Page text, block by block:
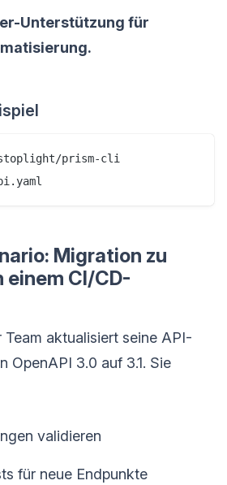
Unterstützung für
prism-cli
Migration zu
einem CI/CD-
Team aktualisiert seine API-
OpenAPI 3.0 auf 3.1. Sie
validieren
für neue Endpunkte